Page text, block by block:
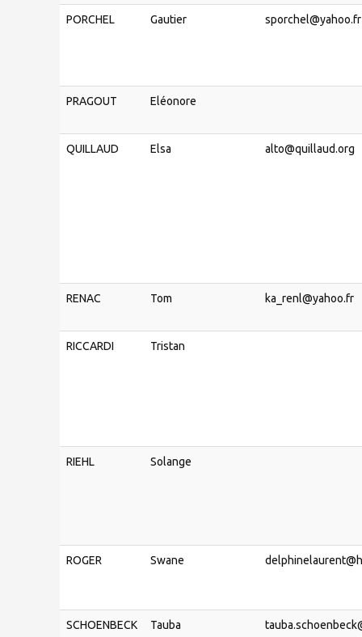
PORCHEL Gautier sporchel@yahoo.fr
PRAGOUT Eléonore
QUILLAUD Elsa alto@quillaud.org
RENAC Tom ka_renl@yahoo.fr
RICCARDI Tristan
RIEHL Solange
ROGER Swane
SCHOENBECK Tauba